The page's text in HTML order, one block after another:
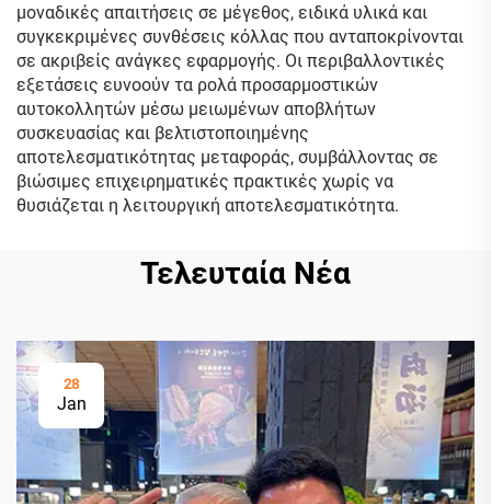
μοναδικές απαιτήσεις σε μέγεθος, ειδικά υλικά και
συγκεκριμένες συνθέσεις κόλλας που ανταποκρίνονται
σε ακριβείς ανάγκες εφαρμογής. Οι περιβαλλοντικές
εξετάσεις ευνοούν τα ρολά προσαρμοστικών
αυτοκολλητών μέσω μειωμένων αποβλήτων
συσκευασίας και βελτιστοποιημένης
αποτελεσματικότητας μεταφοράς, συμβάλλοντας σε
βιώσιμες επιχειρηματικές πρακτικές χωρίς να
θυσιάζεται η λειτουργική αποτελεσματικότητα.
Τελευταία Νέα
28
Jan